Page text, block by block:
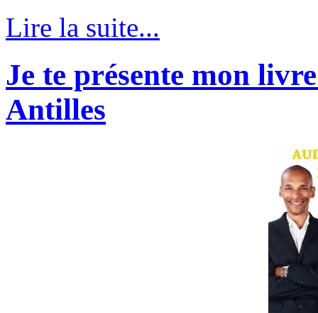
Lire la suite...
Je te présente mon
Antilles